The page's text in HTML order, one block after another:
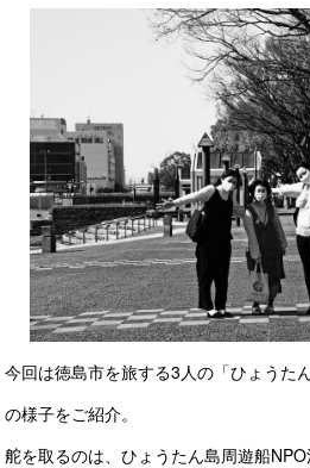
今回は徳島市を旅する3人の「ひょうた
の様子をご紹介。
舵を取るのは、ひょうたん島周遊船